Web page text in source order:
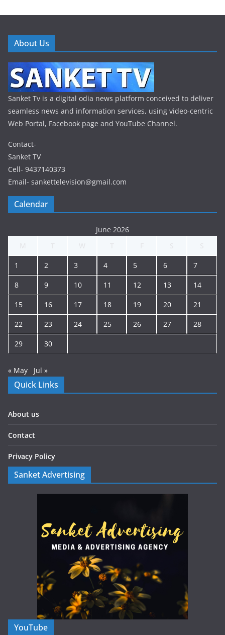
About Us
Sanket Tv is a digital odia news platform conceived to deliver
seamless news and information services, using video-centric
Web Portal, Facebook page and YouTube Channel.
Contact-
Sanket TV
Cell- 9437140373
Email- sankettelevision@gmail.com
Calendar
June 2026
1 2 3 4 5 6 7
8 9 10 11 12 13 14
15 16 17 18 19 20 21
22 23 24 25 26 27 28
29 30
« May Jul »
Quick Links
About us
Contact
Privacy Policy
Sanket Advertising
YouTube